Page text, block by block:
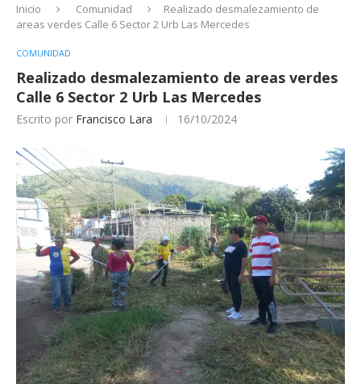
Inicio Comunidad
Realizado desmalezamiento de
areas verdes Calle 6 Sector 2 Urb Las Mercedes
COMUNIDAD
Realizado desmalezamiento de areas verdes
Calle 6 Sector 2 Urb Las Mercedes
Escrito por Francisco Lara 16/10/2024